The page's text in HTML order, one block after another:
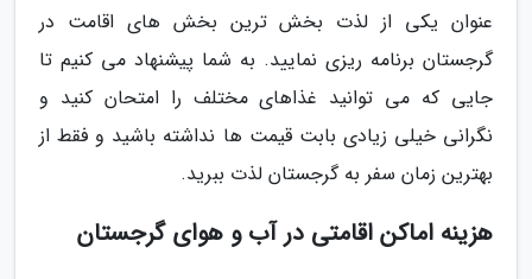
عنوان یکی از لذت بخش ترین بخش های اقامت در
گرجستان برنامه ریزی نمایید. به شما پیشنهاد می کنیم تا
جایی که می توانید غذاهای مختلف را امتحان کنید و
نگرانی خیلی زیادی بابت قیمت ها نداشته باشید و فقط از
بهترین زمان سفر به گرجستان لذت ببرید.
هزینه اماکن اقامتی در آب و هوای گرجستان